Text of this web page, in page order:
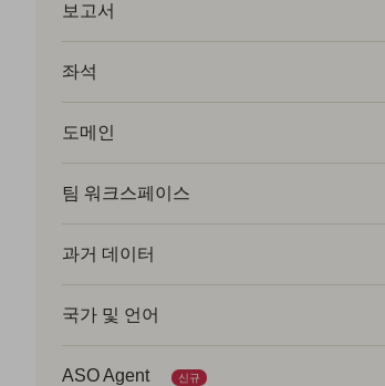
보고서
좌석
도메인
팀 워크스페이스
과거 데이터
국가 및 언어
ASO Agent 신규